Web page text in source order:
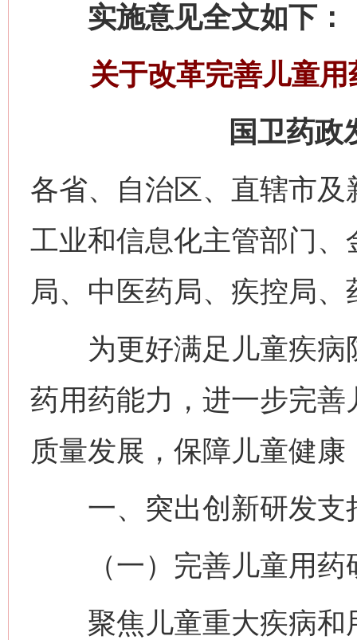
实施意见全文如下：
关于改革完善儿童
国卫药政
各省、自治区、直辖市
工业和信息化主管部门
局、中医药局、疾控局、
为更好满足儿童疾病
药用药能力，进一步完
质量发展，保障儿童健
一、突出创新研发支
（一）完善儿童用药
聚焦儿童重大疾病和